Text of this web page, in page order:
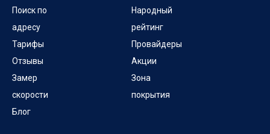
Поиск по
адресу
Тарифы
Отзывы
Замер
скорости
Блог
Народный
рейтинг
Провайдеры
Акции
Зона
покрытия